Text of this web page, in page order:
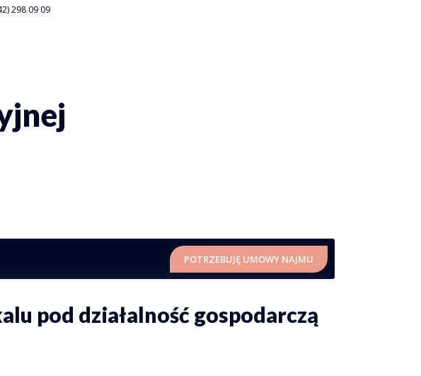
298 09 09
POTRZEBUJĘ UMOWY NAJMU
pod działalność gospodarczą